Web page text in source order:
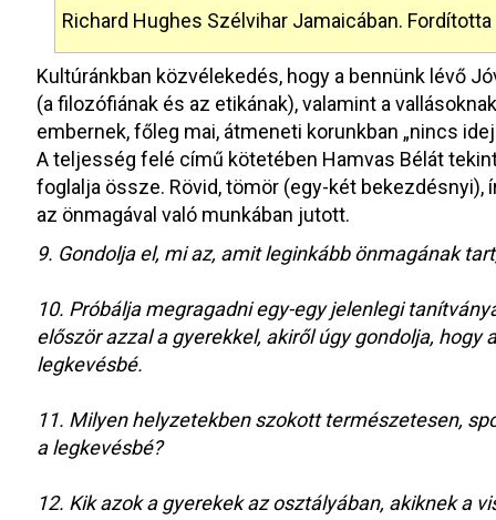
Richard Hughes Szélvihar Jamaicában.
Kultúránkban közvélekedés, hogy a bennünk lévő
(a filozófiának és az etikának), valamint a
embernek, főleg mai, átmeneti korunkban „nincs
A teljesség felé című kötetében Hamvas Bélát
foglalja össze. Rövid, tömör (egy-két
az önmagával való munkában jutott.
9. Gondolja el, mi az, amit leginkább önmagának
10. Próbálja megragadni egy-egy jelenlegi
először azzal a gyerekkel, akiről úgy gondolja, hogy
legkevésbé.
11. Milyen helyzetekben szokott természetesen,
a legkevésbé?
12. Kik azok a gyerekek az osztályában, akiknek a